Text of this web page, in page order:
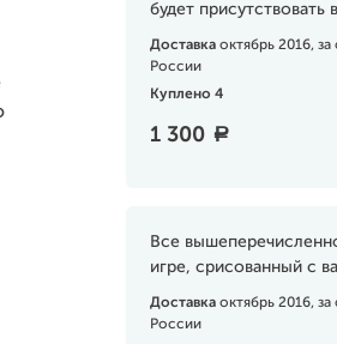
будет присутствовать
Доставка октябрь 2016, за
России
Куплено 4
1 300 a
Все
игре, срисованный с
Доставка октябрь 2016, за
России